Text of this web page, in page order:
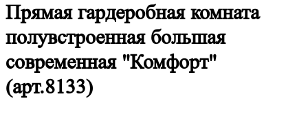
Прямая гардеробная комната
полувстроенная большая
современная "Комфорт"
(арт.8133)